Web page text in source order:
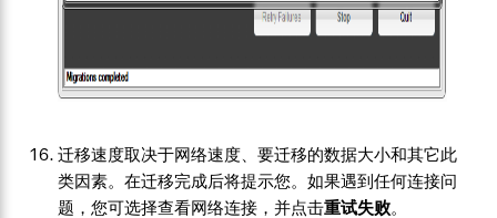
迁移速度取决于网络速度、要迁移的数据大小和其它此
类因素。在迁移完成后将提示您。如果遇到任何连接问
题，您可选择查看网络连接，并点击重试失败。